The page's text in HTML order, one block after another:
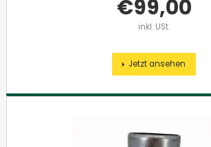
€99,00
inkl. USt.
Jetzt ansehen